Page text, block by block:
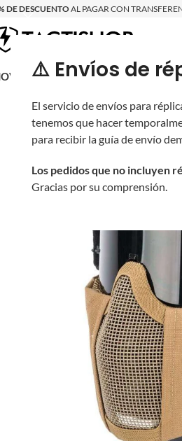
⚠️ Envíos de
El servicio de envíos para
tenemos que hacer
para recibir la guía de envío
Los pedidos que no incluyen
Gracias por su comprensión.
DE DESCUENTOAL PAGAR CON
RÉPLICASPARTES Y